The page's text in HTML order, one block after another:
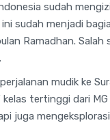
sudah
sudah menjadi
Ramadhan.
mudik ke
kelas tertinggi dari
juga